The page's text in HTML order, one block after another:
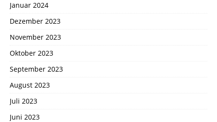
Januar 2024
Dezember 2023
November 2023
Oktober 2023
September 2023
August 2023
Juli 2023
Juni 2023